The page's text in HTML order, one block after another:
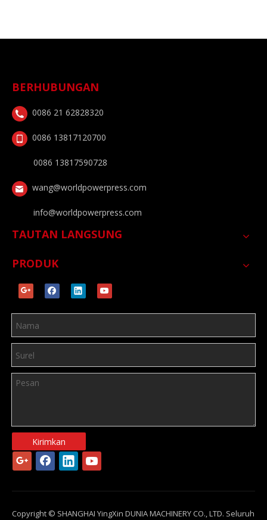
BERHUBUNGAN
0086 21 62828320
0086 13817120700
0086 13817590728
wang@worldpowerpress.com
info@worldpowerpress.com
TAUTAN LANGSUNG
PRODUK
Kirimkan
Copyright © SHANGHAI YingXin DUNIA MACHINERY CO., LTD. Seluruh